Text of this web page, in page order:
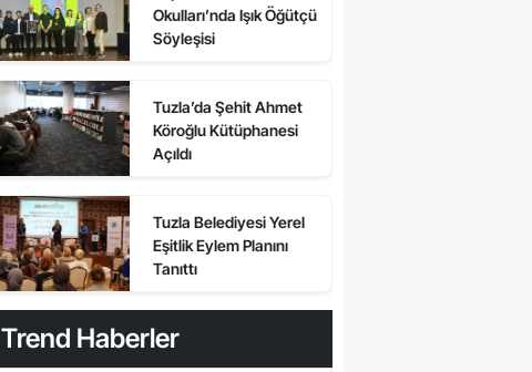
Okulları’nda Işık Öğütçü
Söyleşisi
Tuzla’da Şehit Ahmet
Köroğlu Kütüphanesi
Açıldı
Tuzla Belediyesi Yerel
Eşitlik Eylem Planını
Tanıttı
Trend Haberler